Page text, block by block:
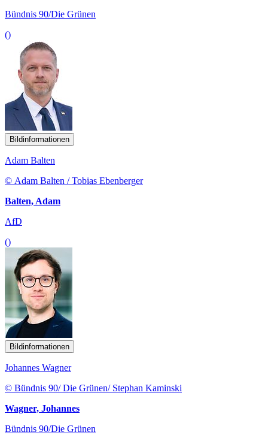
Bündnis 90/Die Grünen
()
Bildinformationen
Adam Balten
© Adam Balten / Tobias Ebenberger
Balten, Adam
AfD
()
Bildinformationen
Johannes Wagner
© Bündnis 90/ Die Grünen/ Stephan Kaminski
Wagner, Johannes
Bündnis 90/Die Grünen